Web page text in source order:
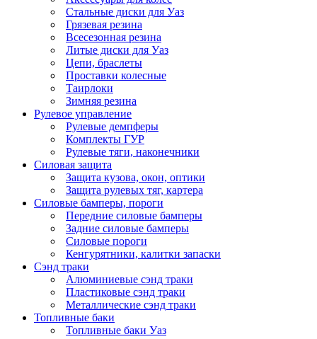
Стальные диски для Уаз
Грязевая резина
Всесезонная резина
Литые диски для Уаз
Цепи, браслеты
Проставки колесные
Таирлоки
Зимняя резина
Рулевое управление
Рулевые демпферы
Комплекты ГУР
Рулевые тяги, наконечники
Силовая защита
Защита кузова, окон, оптики
Защита рулевых тяг, картера
Силовые бамперы, пороги
Передние силовые бамперы
Задние силовые бамперы
Силовые пороги
Кенгурятники, калитки запаски
Сэнд траки
Алюминиевые сэнд траки
Пластиковые сэнд траки
Металлические сэнд траки
Топливные баки
Топливные баки Уаз